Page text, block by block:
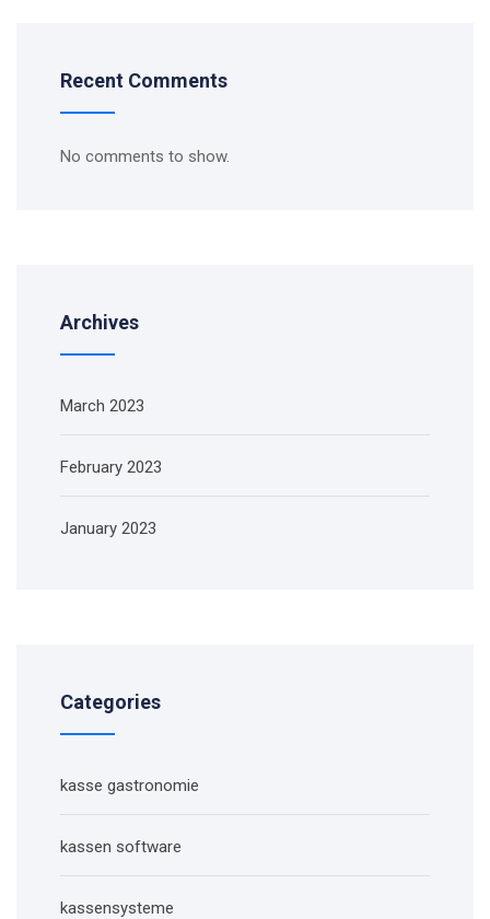
Recent Comments
No comments to show.
Archives
March 2023
February 2023
January 2023
Categories
kasse gastronomie
kassen software
kassensysteme